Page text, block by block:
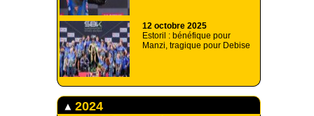
12 octobre 2025
Estoril : bénéfique pour
Manzi, tragique pour Debise
2024